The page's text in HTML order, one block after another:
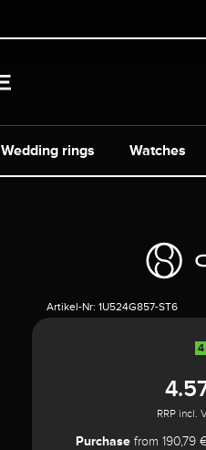
Watches
Wedding rings
Artikel-Nr: 1U524G857-ST6
4
RRP incl.
Purchase from 190,79